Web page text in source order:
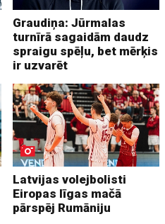
Graudiņa: Jūrmalas
turnīrā sagaidām daudz
spraigu spēļu, bet mērķis
ir uzvarēt
Latvijas volejbolisti
Eiropas līgas mačā
pārspēj Rumāniju